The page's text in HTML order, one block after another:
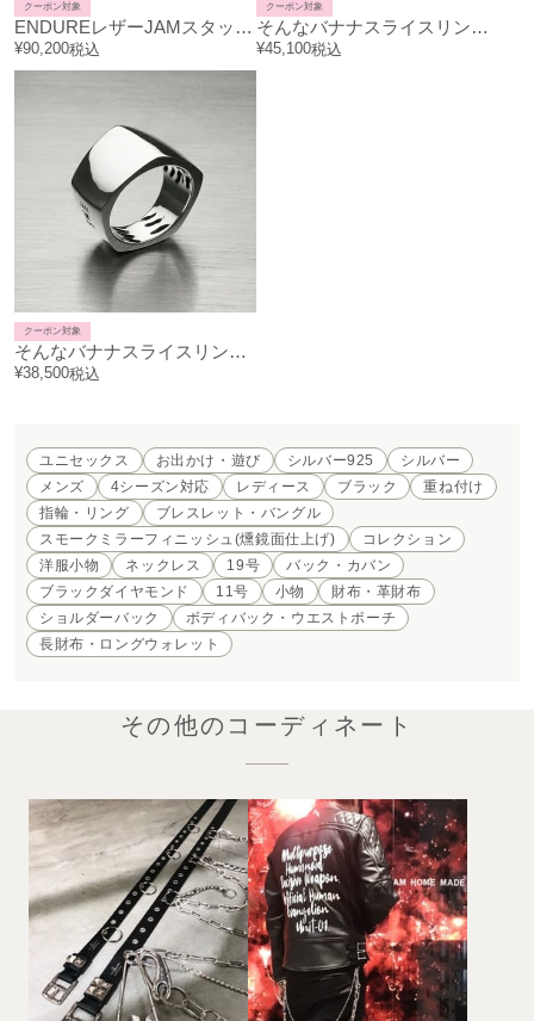
ENDUREレザーJAMスタッズボディバッグショルダーバッグS-ブラック
クーポン対象
¥90,200税込
そんなバナナスライスリングLM-シルバー/指輪
クーポン対象
¥45,100税込
そんなバナナスライスリングLS-シルバー/指輪
クーポン対象
¥38,500税込
ユニセックス お出かけ・遊び シルバー925
シルバー
メンズ
4シーズン対応 レディース ブラック
重ね付け
指輪・リング
ブレスレット・バングル
スモークミラーフィニッシュ(燻鏡面仕上げ)
コレクション
洋服小物
ネックレス 19号
バック・カバン
ブラックダイヤモンド
11号 小物
財布・革財布
ショルダーバック
ボディバック・ウエストポーチ
長財布・ロングウォレット
その他のコーディネート